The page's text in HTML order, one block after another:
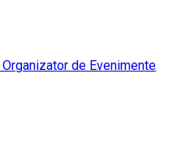
Organizator de Evenimente